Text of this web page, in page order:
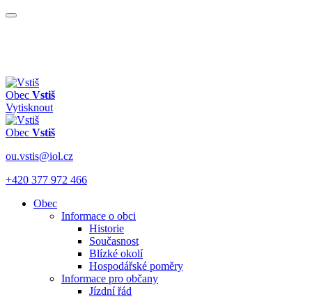
Obec Vstiš
Vytisknout
Obec Vstiš
ou.vstis@iol.cz
+420 377 972 466
Obec
Informace o obci
Historie
Současnost
Blízké okolí
Hospodářské poměry
Informace pro občany
Jízdní řád